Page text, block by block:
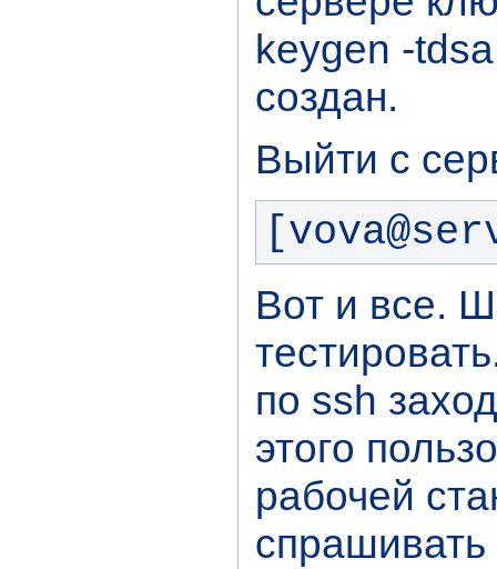
keygen -
создан.
Выйти с
Вот и все.
по ssh
этого
рабочей
спрашивать